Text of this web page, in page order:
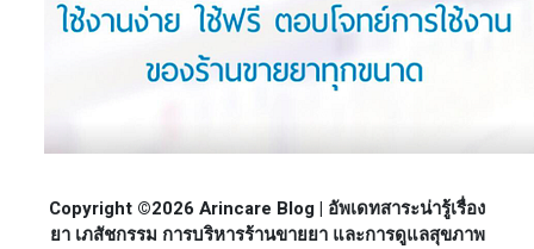
Copyright ©2026 Arincare Blog | อัพเดทสาระน่ารู้เรื่อง
ยา เภสัชกรรม การบริหารร้านขายยา และการดูแลสุขภาพ